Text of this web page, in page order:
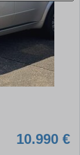
10.990 €